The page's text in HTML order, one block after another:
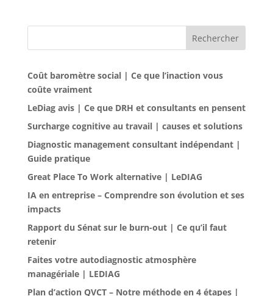
Rechercher
Coût baromètre social | Ce que l’inaction vous
coûte vraiment
LeDiag avis | Ce que DRH et consultants en pensent
Surcharge cognitive au travail | causes et solutions
Diagnostic management consultant indépendant |
Guide pratique
Great Place To Work alternative | LeDIAG
IA en entreprise – Comprendre son évolution et ses
impacts
Rapport du Sénat sur le burn-out | Ce qu’il faut
retenir
Faites votre autodiagnostic atmosphère
managériale | LEDIAG
Plan d’action QVCT – Notre méthode en 4 étapes |